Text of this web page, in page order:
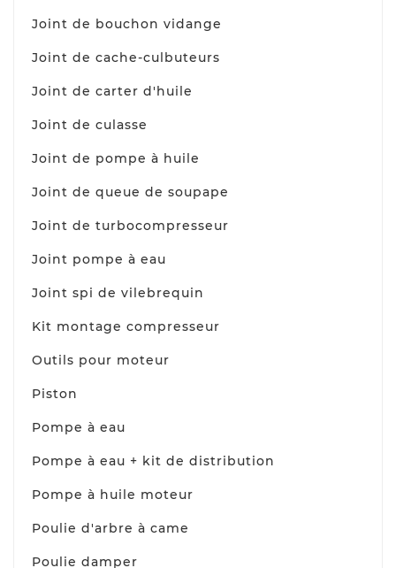
Joint de bouchon vidange
Joint de cache-culbuteurs
Joint de carter d'huile
Joint de culasse
Joint de pompe à huile
Joint de queue de soupape
Joint de turbocompresseur
Joint pompe à eau
Joint spi de vilebrequin
Kit montage compresseur
Outils pour moteur
Piston
Pompe à eau
Pompe à eau + kit de distribution
Pompe à huile moteur
Poulie d'arbre à came
Poulie damper